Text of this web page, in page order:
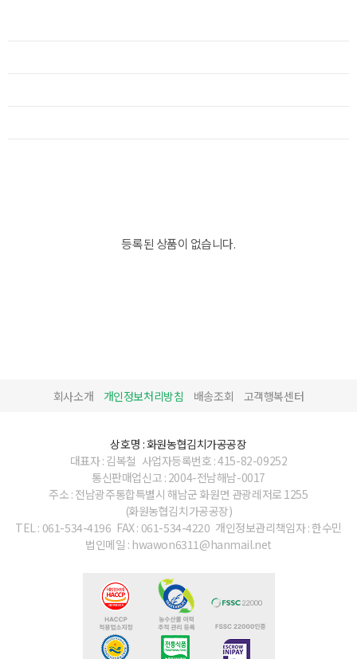
등록된 상품이 없습니다.
회사소개 개인정보처리방침 배송조회 고객행복센터
상호명 : 화원농협김치가공공장
대표자 : 김복철 사업자등록번호 : 415-82-09252
통신판매업신고 : 2004-전남해남-0017
주소 : 전남광주통합특별시 해남군 화원면 관광레저로 1255
(화원농협김치가공공장)
TEL : 061-534-4196 FAX : 061-534-4220 개인정보관리책임자 : 한수민
법인메일 : hwawon6311@hanmail.net